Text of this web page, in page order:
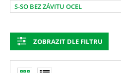
S-SO BEZ ZÁVITU OCEL
ZOBRAZIT DLE FILTRU